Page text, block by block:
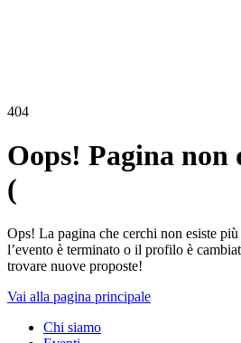
404
Oops! Pagina non
(
Ops! La pagina che cerchi non esiste più
l’evento è terminato o il profilo è
trovare nuove proposte!
Vai alla pagina principale
Chi siamo